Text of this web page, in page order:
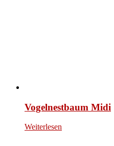
Vogelnestbaum Midi
Weiterlesen